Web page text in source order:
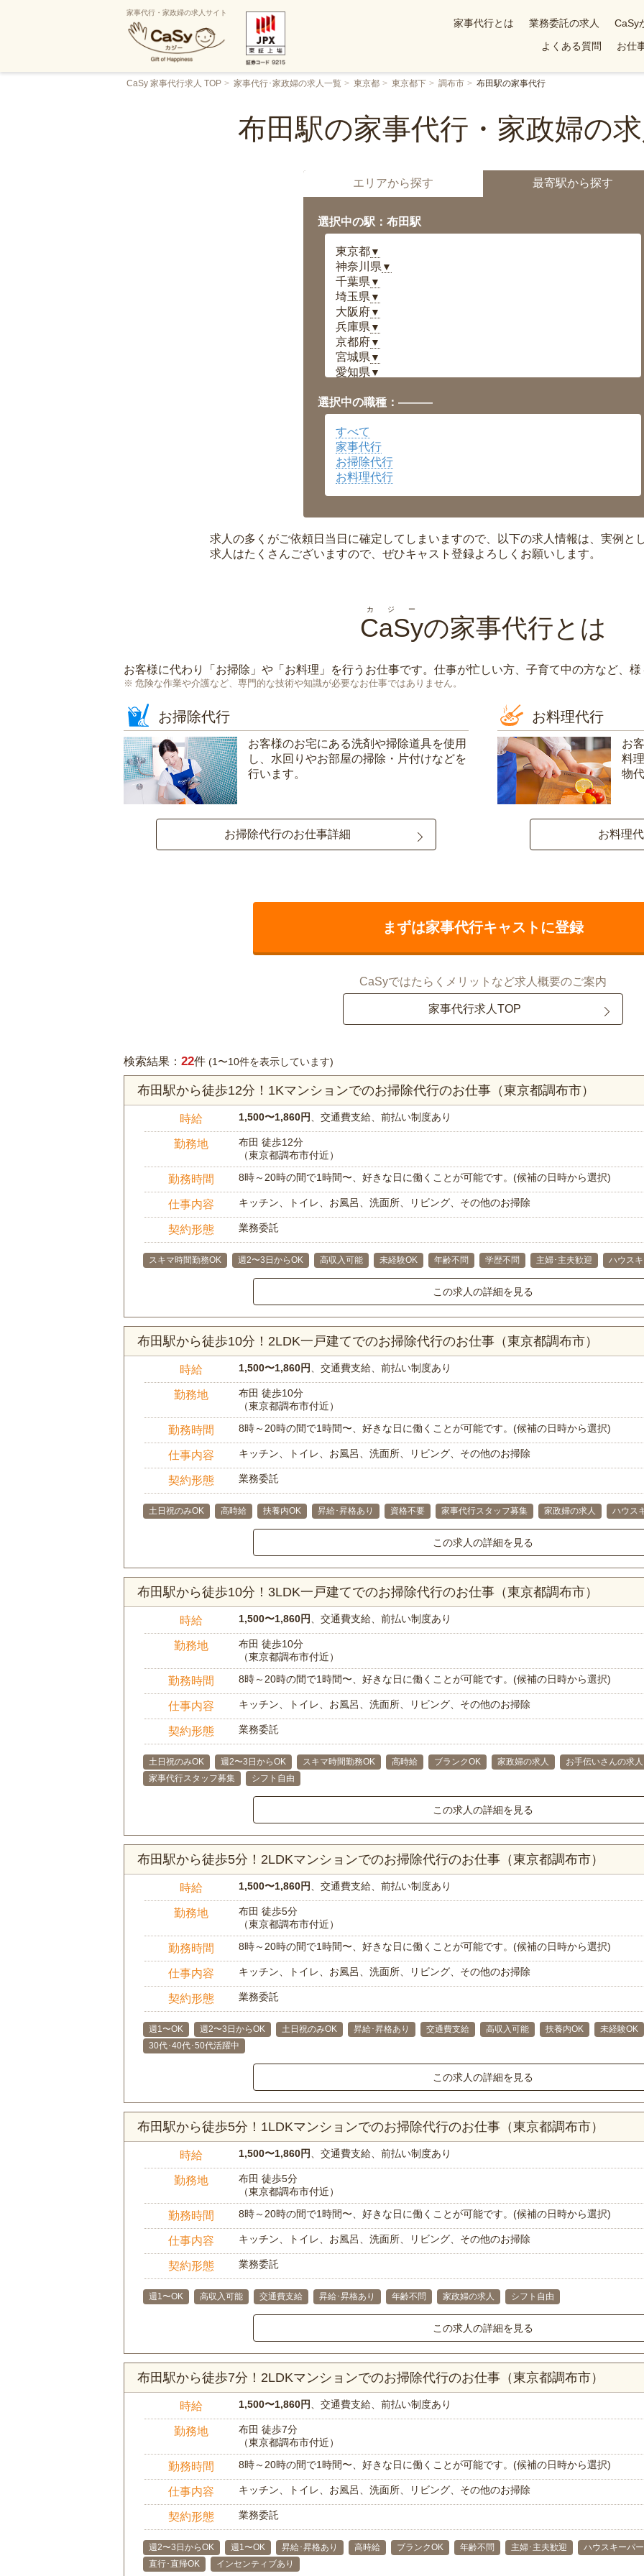
家事代行・家政婦の求人サイト
家事代行とは 業務委託の求人 CaSy
よくある質問
お仕
CaSy 家事代行求人 TOP 家事代行･家政婦の求人一覧 東京都 東京都下 調布市 布田駅の家事代行
布田駅の家事代行・家政婦の
エリアから探す 最寄駅から探す
選択中の駅：布田駅
東京都▼
神奈川県 ▼
千葉県 ▼
埼玉県 ▼
大阪府▼
兵庫県 ▼
京都府▼
宮城県 ▼
愛知県 ▼
岡山県▼
広島県▼
沖縄県
選択中の職種：———
すべて
家事代行
お掃除代行
お料理代行
求人の多くがご依頼日当日に確定してしまいますので、以下の求人情報は、実例と
求人はたくさんございますので、ぜひキャスト登録よろしくお願いします。
CaSy
カジー
の家事代行とは
お客様に代わり「 お掃除 」や「 お料理 」を行うお仕事です。仕事が忙しい方、子育て中の方など、
危険な作業や介護など、専門的な技術や知識が必要なお仕事ではありません。
お掃除代行
お客様のお宅にある洗剤や掃除道具を使用
し、水回りやお部屋の掃除・片付けなどを
行います。
お掃除代行のお仕事詳細
お料理代行
お
料
物
お料理
まずは家事代行キャストに登録
CaSyではたらくメリットなど求人概要のご案内
家事代行求人TOP
検索結果： 22件 (1〜10件を表示しています)
布田駅から徒歩12分！1Kマンションでのお掃除代行のお仕事（東京都調布市）
時給 1,500〜1,860円 、交通費支給、前払い制度あり
勤務地
布田 徒歩12分
（東京都調布市付近）
勤務時間 8時～20時の間で1時間〜、好きな日に働くことが可能です。(候補の日時から選択)
仕事内容 キッチン、トイレ、お風呂、洗面所、リビング、その他のお掃除
契約形態 業務委託
スキマ時間勤務OK 週2〜3日からOK 高収入可能 未経験OK 年齢不問 学歴不問 主婦･主夫歓迎 ハウス
この求人の詳細を見る
布田駅から徒歩10分！2LDK一戸建てでのお掃除代行のお仕事（東京都調布市）
時給 1,500〜1,860円 、交通費支給、前払い制度あり
勤務地
布田 徒歩10分
（東京都調布市付近）
勤務時間 8時～20時の間で1時間〜、好きな日に働くことが可能です。(候補の日時から選択)
仕事内容 キッチン、トイレ、お風呂、洗面所、リビング、その他のお掃除
契約形態 業務委託
土日祝のみOK 高時給 扶養内OK 昇給･昇格あり 資格不要 家事代行スタッフ募集 家政婦の求人 ハウス
この求人の詳細を見る
布田駅から徒歩10分！3LDK一戸建てでのお掃除代行のお仕事（東京都調布市）
時給 1,500〜1,860円 、交通費支給、前払い制度あり
勤務地
布田 徒歩10分
（東京都調布市付近）
勤務時間 8時～20時の間で1時間〜、好きな日に働くことが可能です。(候補の日時から選択)
仕事内容 キッチン、トイレ、お風呂、洗面所、リビング、その他のお掃除
契約形態 業務委託
土日祝のみOK 週2〜3日からOK スキマ時間勤務OK 高時給 ブランクOK 家政婦の求人 お手伝いさんの求人
家事代行スタッフ募集
シフト自由
この求人の詳細を見る
布田駅から徒歩5分！2LDKマンションでのお掃除代行のお仕事（東京都調布市）
時給 1,500〜1,860円 、交通費支給、前払い制度あり
勤務地
布田 徒歩5分
（東京都調布市付近）
勤務時間 8時～20時の間で1時間〜、好きな日に働くことが可能です。(候補の日時から選択)
仕事内容 キッチン、トイレ、お風呂、洗面所、リビング、その他のお掃除
契約形態 業務委託
週1〜OK 週2〜3日からOK 土日祝のみOK 昇給･昇格あり 交通費支給 高収入可能 扶養内OK 未経験OK
30代･40代･50代活躍中
この求人の詳細を見る
布田駅から徒歩5分！1LDKマンションでのお掃除代行のお仕事（東京都調布市）
時給 1,500〜1,860円 、交通費支給、前払い制度あり
勤務地
布田 徒歩5分
（東京都調布市付近）
勤務時間 8時～20時の間で1時間〜、好きな日に働くことが可能です。(候補の日時から選択)
仕事内容 キッチン、トイレ、お風呂、洗面所、リビング、その他のお掃除
契約形態 業務委託
週1〜OK 高収入可能 交通費支給 昇給･昇格あり 年齢不問 家政婦の求人 シフト自由
この求人の詳細を見る
布田駅から徒歩7分！2LDKマンションでのお掃除代行のお仕事（東京都調布市）
時給 1,500〜1,860円 、交通費支給、前払い制度あり
勤務地
布田 徒歩7分
（東京都調布市付近）
勤務時間 8時～20時の間で1時間〜、好きな日に働くことが可能です。(候補の日時から選択)
仕事内容 キッチン、トイレ、お風呂、洗面所、リビング、その他のお掃除
契約形態 業務委託
週2〜3日からOK 週1〜OK 昇給･昇格あり 高時給 ブランクOK 年齢不問 主婦･主夫歓迎 ハウスキーパ
直行･直帰OK
インセンティブあり